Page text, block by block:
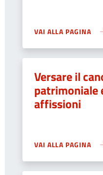
VAI ALLA PAGINA
Versare il
patrimoniale
affissioni
VAI ALLA PAGINA